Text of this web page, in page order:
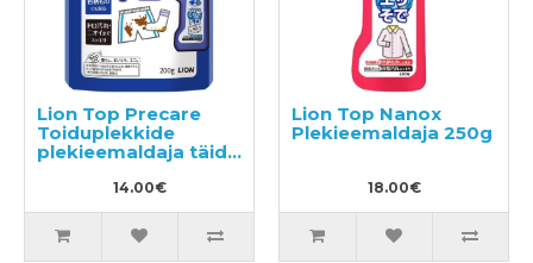
Lion Top Precare
Toiduplekkide
plekieemaldaja täide
14.00€
Lion Top Nanox
Plekieemaldaja 250g
18.00€